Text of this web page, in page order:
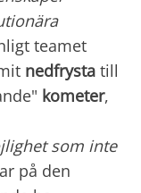
teamet
nedfrysta till
kometer,
som inte
på den